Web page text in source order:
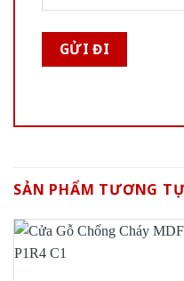
SẢN PHẨM TƯƠNG